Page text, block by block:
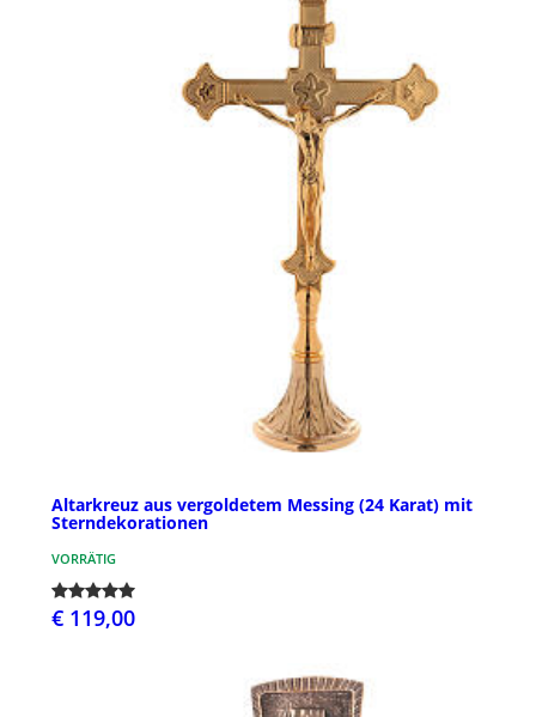
Altarkreuz aus vergoldetem Messing (24 Karat) mit
Sterndekorationen
VORRÄTIG
€ 119,00